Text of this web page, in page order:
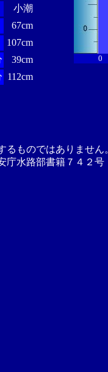
小潮
67cm
107cm
39cm
112cm
0
るものではありませ
庁水路部書籍７４２